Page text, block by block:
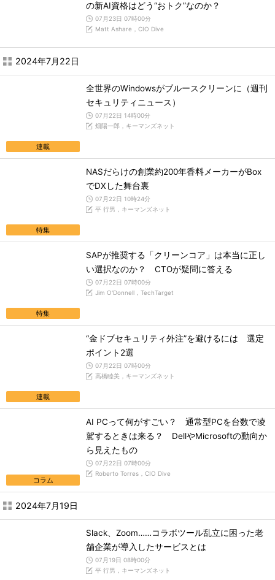
の新AI資格はどう“おトク”なのか？
07月23日 07時00分
Matt Ashare，CIO Dive
2024年7月22日
連載
全世界のWindowsがブルースクリーンに（週刊
セキュリティニュース）
07月22日 14時00分
畑陽一郎，キーマンズネット
特集
NASだらけの創業約200年香料メーカーがBox
でDXした舞台裏
07月22日 10時24分
平 行男，キーマンズネット
特集
SAPが推奨する「クリーンコア」は本当に正し
い選択なのか？ CTOが疑問に答える
07月22日 07時00分
Jim O'Donnell，TechTarget
連載
“金ドブセキュリティ外注”を避けるには 選定
ポイント2選
07月22日 07時00分
高橋睦美，キーマンズネット
コラム
AI PCって何がすごい？ 通常型PCを台数で凌
駕するときは来る？ DellやMicrosoftの動向か
ら見えたもの
07月22日 07時00分
Roberto Torres，CIO Dive
2024年7月19日
Slack、Zoom……コラボツール乱立に困った老
舗企業が導入したサービスとは
07月19日 08時00分
平 行男，キーマンズネット